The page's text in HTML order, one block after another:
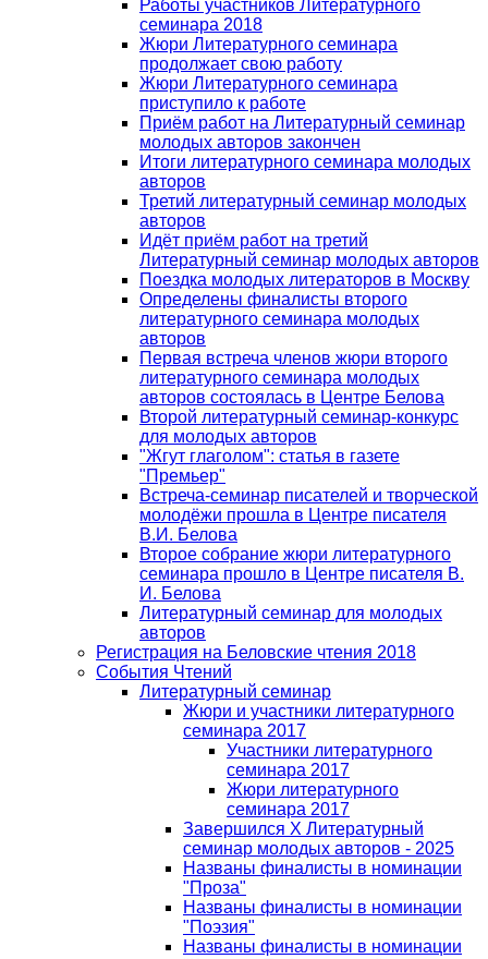
Работы участников Литературного
семинара 2018
Жюри Литературного семинара
продолжает свою работу
Жюри Литературного семинара
приступило к работе
Приём работ на Литературный семинар
молодых авторов закончен
Итоги литературного семинара молодых
авторов
Третий литературный семинар молодых
авторов
Идёт приём работ на третий
Литературный семинар молодых авторов
Поездка молодых литераторов в Москву
Определены финалисты второго
литературного семинара молодых
авторов
Первая встреча членов жюри второго
литературного семинара молодых
авторов состоялась в Центре Белова
Второй литературный семинар-конкурс
для молодых авторов
"Жгут глаголом": статья в газете
"Премьер"
Встреча-семинар писателей и творческой
молодёжи прошла в Центре писателя
В.И. Белова
Второе собрание жюри литературного
семинара прошло в Центре писателя В.
И. Белова
Литературный семинар для молодых
авторов
Регистрация на Беловские чтения 2018
События Чтений
Литературный семинар
Жюри и участники литературного
семинара 2017
Участники литературного
семинара 2017
Жюри литературного
семинара 2017
Завершился Х Литературный
семинар молодых авторов - 2025
Названы финалисты в номинации
"Проза"
Названы финалисты в номинации
"Поэзия"
Названы финалисты в номинации